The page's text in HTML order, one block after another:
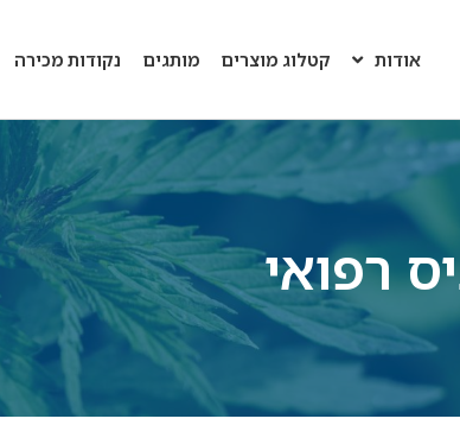
אודות קטלוג מוצרים מותגים נקודות מכירה
רפואי